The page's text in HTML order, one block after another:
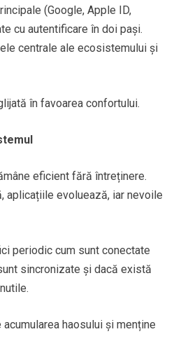
(Google, Apple ID,
cu autentificare în doi pași.
centrale ale ecosistemului și
în favoarea confortului.
eficient fără întreținere.
aplicațiile evoluează, iar nevoile
periodic cum sunt conectate
sincronizate și dacă există
haosului și menține